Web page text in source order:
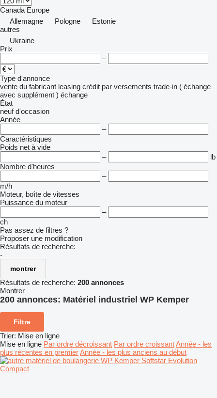
Canada Europe
Allemagne
Pologne
Estonie
autres
Ukraine
Prix
–
Type d'annonce
vente du fabricant leasing crédit par versements trade-in ( échange
avec supplément ) échange
État
neuf d'occasion
Année
–
Caractéristiques
Poids net à vide
–
lb
Nombre d'heures
–
m/h
Moteur, boîte de vitesses
Puissance du moteur
–
ch
Pas assez de filtres ?
Proposer une modification
Résultats de recherche:
-
montrer
Résultats de recherche: 200 annonces
Montrer
200 annonces: Matériel industriel WP Kemper
Filtre
Trier: Mise en ligne
Mise en ligne Par ordre décroissant Par ordre croissantAnnée - les
plus récentes en premierAnnée - les plus anciens au début